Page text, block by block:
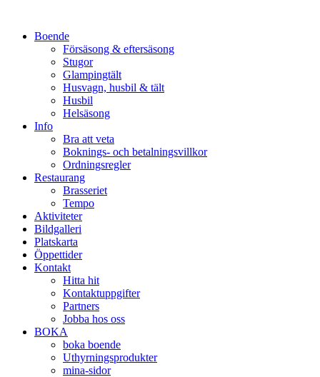
innehållBoende
Försäsong & eftersäsong
Stugor
Glampingtält
Husvagn, husbil & tält
Husbil
Helsäsong
Info
Bra att veta
Boknings- och betalningsvillkor
Ordningsregler
Restaurang
Brasseriet
Tempo
Aktiviteter
Bildgalleri
Platskarta
Öppettider
Kontakt
Hitta hit
Kontaktuppgifter
Partners
Jobba hos oss
BOKA
boka boende
Uthyrningsprodukter
mina-sidor